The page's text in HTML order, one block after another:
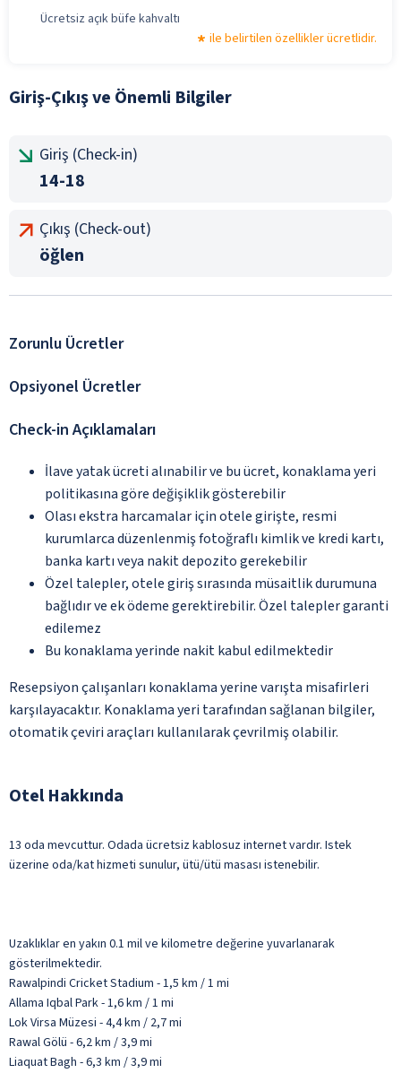
Ücretsiz açık büfe kahvaltı
ile belirtilen özellikler ücretlidir.
Giriş-Çıkış ve Önemli Bilgiler
Giriş (Check-in)
14-18
Çıkış (Check-out)
öğlen
Zorunlu Ücretler
Opsiyonel Ücretler
Check-in Açıklamaları
İlave yatak ücreti alınabilir ve bu ücret, konaklama yeri
politikasına göre değişiklik gösterebilir
Olası ekstra harcamalar için otele girişte, resmi
kurumlarca düzenlenmiş fotoğraflı kimlik ve kredi kartı,
banka kartı veya nakit depozito gerekebilir
Özel talepler, otele giriş sırasında müsaitlik durumuna
bağlıdır ve ek ödeme gerektirebilir. Özel talepler garanti
edilemez
Bu konaklama yerinde nakit kabul edilmektedir
Resepsiyon çalışanları konaklama yerine varışta misafirleri
karşılayacaktır. Konaklama yeri tarafından sağlanan bilgiler,
otomatik çeviri araçları kullanılarak çevrilmiş olabilir.
Otel Hakkında
13 oda mevcuttur. Odada ücretsiz kablosuz internet vardır. Istek
üzerine oda/kat hizmeti sunulur, ütü/ütü masası istenebilir.
Uzaklıklar en yakın 0.1 mil ve kilometre değerine yuvarlanarak
gösterilmektedir.
Rawalpindi Cricket Stadium - 1,5 km / 1 mi
Allama Iqbal Park - 1,6 km / 1 mi
Lok Virsa Müzesi - 4,4 km / 2,7 mi
Rawal Gölü - 6,2 km / 3,9 mi
Liaquat Bagh - 6,3 km / 3,9 mi